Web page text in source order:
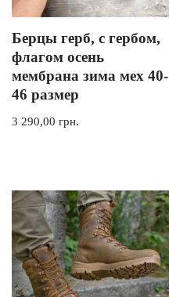
Берцы герб, с гербом,
флагом осень
мембрана зима мех 40-
46 размер
3 290,00 грн.